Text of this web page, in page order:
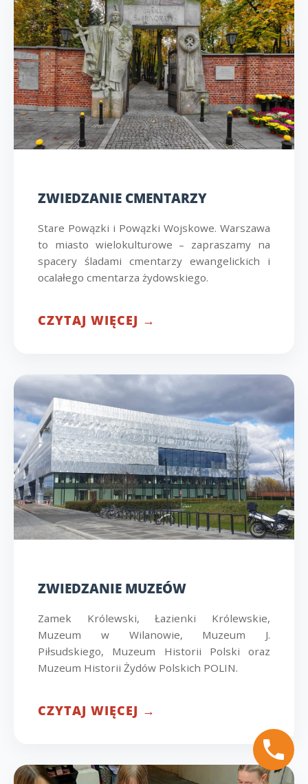
ZWIEDZANIE CMENTARZY
Stare Powązki i Powązki Wojskowe. Warszawa
to miasto wielokulturowe – zapraszamy na
spacery śladami cmentarzy ewangelickich i
ocalałego cmentarza żydowskiego.
CZYTAJ WIĘCEJ →
ZWIEDZANIE MUZEÓW
Zamek Królewski, Łazienki Królewskie,
Muzeum w Wilanowie, Muzeum J.
Piłsudskiego, Muzeum Historii Polski oraz
Muzeum Historii Żydów Polskich POLIN.
CZYTAJ WIĘCEJ →